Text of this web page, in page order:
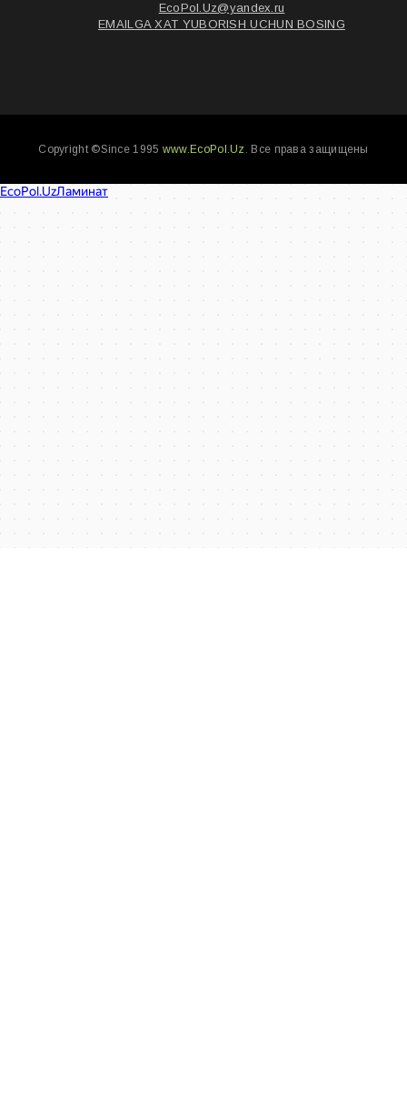
EcoPol.Uz@yandex.ru
EMAILGA XAT YUBORISH UCHUN BOSING
Copyright ©Since 1995 www.EcoPol.Uz . Все права защищены